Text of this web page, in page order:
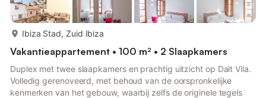
Ibiza Stad, Zuid Ibiza
Vakantieappartement • 100 m² • 2 Slaapkamers
Duplex met twee slaapkamers en prachtig uitzicht op Dalt Vila.
Volledig gerenoveerd, met behoud van de oorspronkelijke
kenmerken van het gebouw, waarbij zelfs de originele tegels